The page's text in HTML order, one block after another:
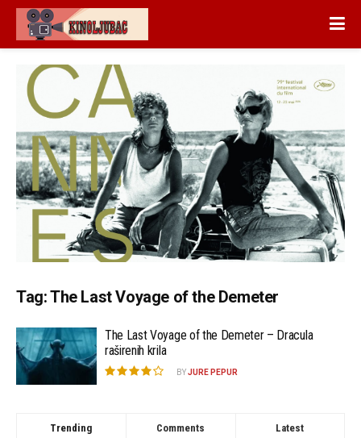
Tag:The Last Voyage of the Demeter
The Last Voyage of the Demeter – Dracula
raširenih krila
BYJURE PEPUR
Trending Comments Latest